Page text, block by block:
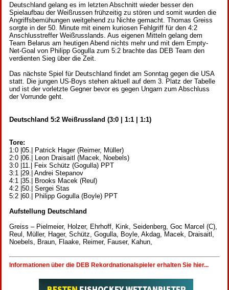
Deutschland gelang es im letzten Abschnitt wieder besser den
Spielaufbau der Weißrussen frühzeitig zu stören und somit wurden die
Angriffsbemühungen weitgehend zu Nichte gemacht. Thomas Greiss
sorgte in der 50. Minute mit einem kuriosen Fehlgriff für den 4:2
Anschlusstreffer Weißrusslands. Aus eigenen Mitteln gelang dem
Team Belarus am heutigen Abend nichts mehr und mit dem Empty-
Net-Goal von Philipp Gogulla zum 5:2 brachte das DEB Team den
verdienten Sieg über die Zeit.
Das nächste Spiel für Deutschland findet am Sonntag gegen die USA
statt. Die jungen US-Boys stehen aktuell auf dem 3. Platz der Tabelle
und ist der vorletzte Gegner bevor es gegen Ungarn zum Abschluss
der Vorrunde geht.
Deutschland 5:2 Weißrussland (3:0 | 1:1 | 1:1)
Tore:
1:0 |05.| Patrick Hager (Reimer, Müller)
2:0 |06.| Leon Draisaitl (Macek, Noebels)
3:0 |11.| Feix Schütz (Gogulla) PPT
3:1 |29.| Andrei Stepanov
4:1 |35.| Brooks Macek (Reul)
4:2 |50.| Sergei Stas
5:2 |60.| Philipp Gogulla (Boyle) PPT
Aufstellung Deutschland
Greiss – Pielmeier, Holzer, Ehrhoff, Kink, Seidenberg, Goc Marcel (C),
Reul, Müller, Hager, Schütz, Gogulla, Boyle, Akdag, Macek, Draisaitl,
Noebels, Braun, Flaake, Reimer, Fauser, Kahun,
Informationen über die DEB Rekordnationalspieler erhalten Sie hier...